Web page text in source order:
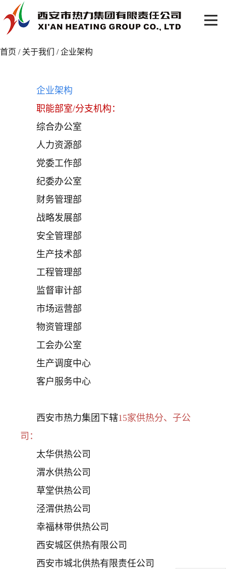
首页 / 关于我们 /企业架构
企业架构
职能部室/分支机构：
综合办公室
人力资源部
党委工作部
纪委办公室
财务管理部
战略发展部
安全管理部
生产技术部
工程管理部
监督审计部
市场运营部
物资管理部
工会办公室
生产调度中心
客户服务中心
西安市热力集团下辖15家供热分、子公
司：
太华供热公司
渭水供热公司
草堂供热公司
泾渭供热公司
幸福林带供热公司
西安城区供热有限公司
西安市城北供热有限责任公司